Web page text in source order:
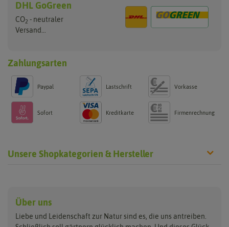
DHL GoGreen
CO2 - neutraler
Versand...
Zahlungsarten
Paypal Lastschrift Vorkasse
Sofort Kreditkarte Firmenrechnung
Unsere Shopkategorien & Hersteller
Anzuchtschalen
Beleuchtung
Keimsprossen
Benary
Buzzy Seeds FLORTUS
Über uns
Liebe und Leidenschaft zur Natur sind es, die uns antreiben.